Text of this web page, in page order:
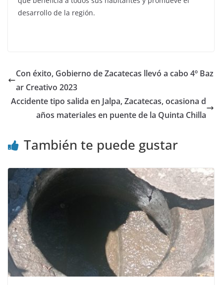
desarrollo de la región.
Con éxito, Gobierno de Zacatecas llevó a cabo 4º Baz
ar Creativo 2023
Accidente tipo salida en Jalpa, Zacatecas, ocasiona d
años materiales en puente de la Quinta Chilla
También te puede gustar